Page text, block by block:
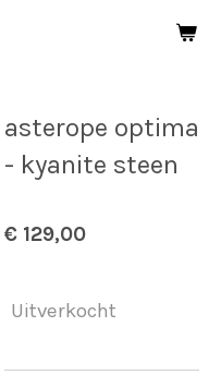
asterope optima
- kyanite steen
€ 129,00
Uitverkocht